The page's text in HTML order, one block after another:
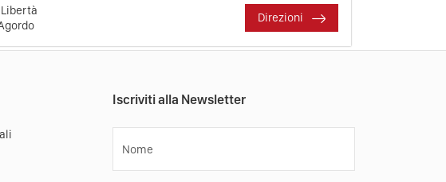
Direzioni
Iscriviti alla Newsletter
Nome